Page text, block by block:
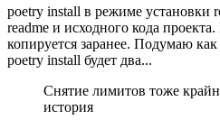
poetry install в режиме установки
readme и исходного кода
копируется заранее. Подумаю
poetry install будет два...
Снятие лимитов тоже
история